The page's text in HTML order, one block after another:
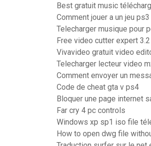
Best gratuit music
Comment jouer a un jeu
Telecharger musique pour
Free video cutter expert
Vivavideo gratuit video
Telecharger lecteur video
Comment envoyer un
Code de cheat gta v ps4
Bloquer une page internet
Far cry 4 pc controls
Windows xp sp1 iso file
How to open dwg file